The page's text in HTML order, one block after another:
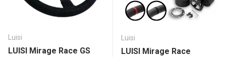
Luisi
LUISI Mirage Race GS
Luisi
LUISI Mirage Race